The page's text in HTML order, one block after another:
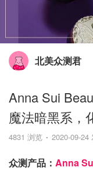
北美众测君
Anna Sui
魔法暗黑系，
4831 浏览 2020-09-24
众测产品： Anna